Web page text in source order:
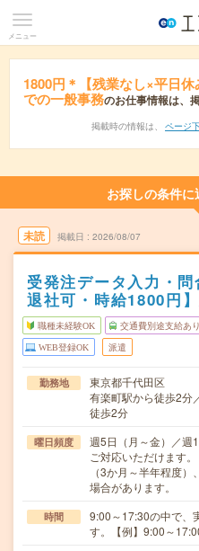
メニュー
1800円＊【残業なし×平日
での一般事務のお仕事情報は、
掲載時の情報は、 ページ
お探しの条件
未読 掲載日 2026/08/07
受発注データ入力・
退社可・時給1800円
職種未経験OK 交通費別途支給あり
WEB登録OK 派遣
勤務地
東京都千代田区
有楽町駅から徒歩2分
徒歩2分
曜日頻度
週5日（月～金）／週
ご対応いただけます
（3か月～半年程度
場合があります。
時間
9:00～17:30の中で、
す。【例】9:00～